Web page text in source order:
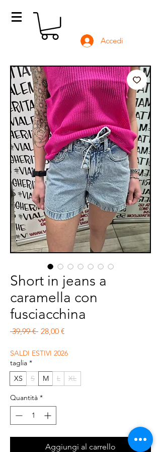
Accedi
Short in jeans a
caramella con
fusciacchina
39,99 € Prezzo regolare
28,00 €
SALDI ESTIVI 2026
taglia *
XS
S M L XL
Quantità *
Aggiungi al carrello